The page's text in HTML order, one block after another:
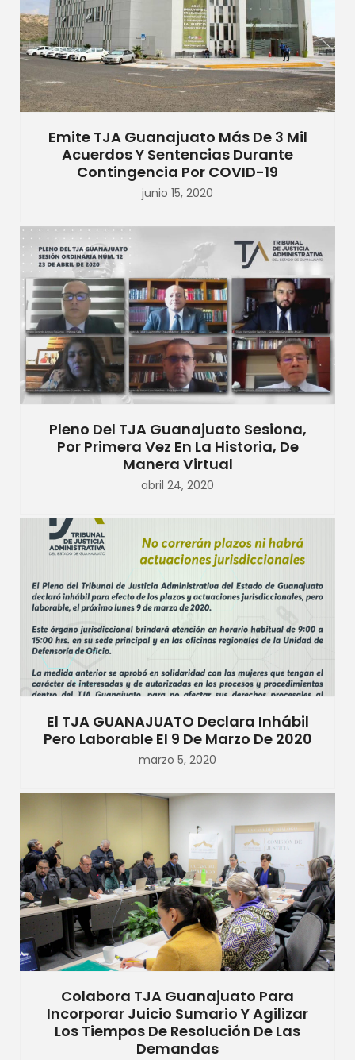
Emite TJA Guanajuato Más De 3 Mil
Acuerdos Y Sentencias Durante
Contingencia Por COVID-19
junio 15, 2020
Pleno Del TJA Guanajuato Sesiona,
Por Primera Vez En La Historia, De
Manera Virtual
abril 24, 2020
El TJA GUANAJUATO Declara Inhábil
Pero Laborable El 9 De Marzo De 2020
marzo 5, 2020
Colabora TJA Guanajuato Para
Incorporar Juicio Sumario Y Agilizar
Los Tiempos De Resolución De Las
Demandas